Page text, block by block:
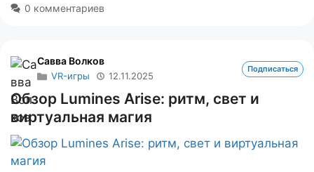
0 комментариев
Савва Волков
VR-игры 12.11.2025
Подписаться
Обзор Lumines Arise: ритм, свет и
виртуальная магия